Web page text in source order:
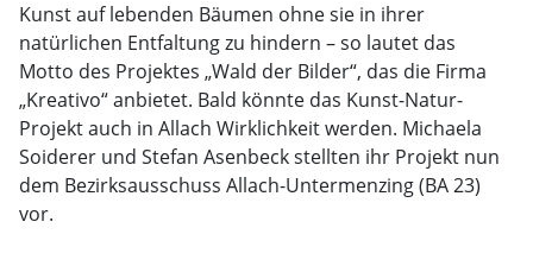
Kunst auf lebenden Bäumen ohne sie in ihrer
natürlichen Entfaltung zu hindern – so lautet das
Motto des Projektes „Wald der Bilder“, das die Firma
„Kreativo“ anbietet. Bald könnte das Kunst-Natur-
Projekt auch in Allach Wirklichkeit werden. Michaela
Soiderer und Stefan Asenbeck stellten ihr Projekt nun
dem Bezirksausschuss Allach-Untermenzing (BA 23)
vor.